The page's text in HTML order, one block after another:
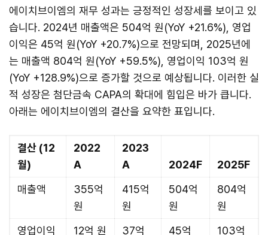
에이치브이엠의 재무 성과는 긍정적인 성장세를 보이고 있
습니다. 2024년 매출액은 504억 원(YoY +21.6%), 영업
이익은 45억 원(YoY +20.7%)으로 전망되며, 2025년에
는 매출액 804억 원(YoY +59.5%), 영업이익 103억 원
(YoY +128.9%)으로 증가할 것으로 예상됩니다. 이러한 실
적 성장은 첨단금속 CAPA의 확대에 힘입은 바가 큽니다.
아래는 에이치브이엠의 결산을 요약한 표입니다.
결산 (12
월)
2022
A
2023
A
2024F
2025F
매출액
355억
원
415억
원
504억
원
804억
원
영업이익
12억 원 37억 45억 103억